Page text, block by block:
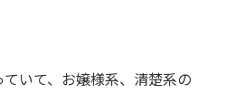
いて、お嬢様系、清楚系の